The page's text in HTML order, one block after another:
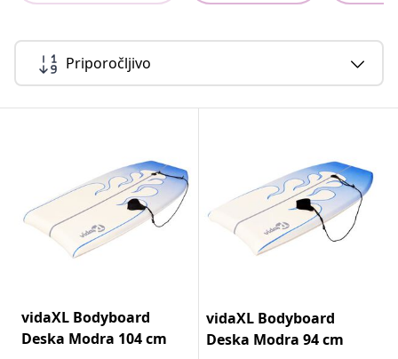
Priporočljivo
vidaXL Bodyboard
Deska Modra 104 cm
vidaXL Bodyboard
Deska Modra 94 cm